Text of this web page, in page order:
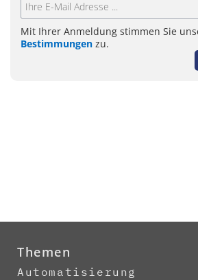
Mit Ihrer Anmeldung stimmen Sie
Bestimmungen zu.
Themen
Automatisierung